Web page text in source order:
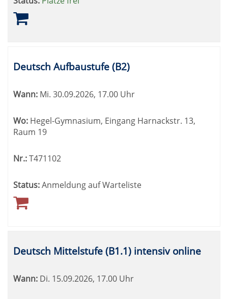
Deutsch Aufbaustufe (B2)
Wann: Mi. 30.09.2026, 17.00 Uhr
Wo: Hegel-Gymnasium, Eingang Harnackstr. 13,
Raum 19
Nr.:T471102
Status:Anmeldung auf Warteliste
Deutsch Mittelstufe (B1.1) intensiv online
Wann: Di. 15.09.2026, 17.00 Uhr